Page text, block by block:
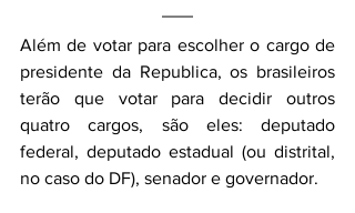
Além de votar para escolher o cargo de
presidente da Republica, os brasileiros
terão que votar para decidir outros
quatro cargos, são eles: deputado
federal, deputado estadual (ou distrital,
no caso do DF), senador e governador.